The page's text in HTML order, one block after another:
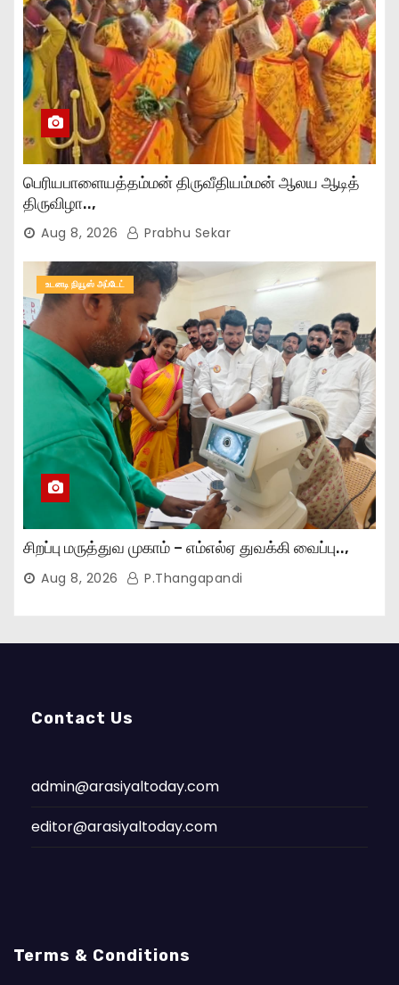
பெரியபாளையத்தம்மன் திருவீதியம்மன் ஆலய ஆடித்
திருவிழா..,
Aug 8, 2026 Prabhu Sekar
உடனடி நியூஸ் அப்டேட்
சிறப்பு மருத்துவ முகாம் – எம்எல்ஏ துவக்கி வைப்பு..,
Aug 8, 2026 P.Thangapandi
Contact Us
admin@arasiyaltoday.com
editor@arasiyaltoday.com
Terms & Conditions